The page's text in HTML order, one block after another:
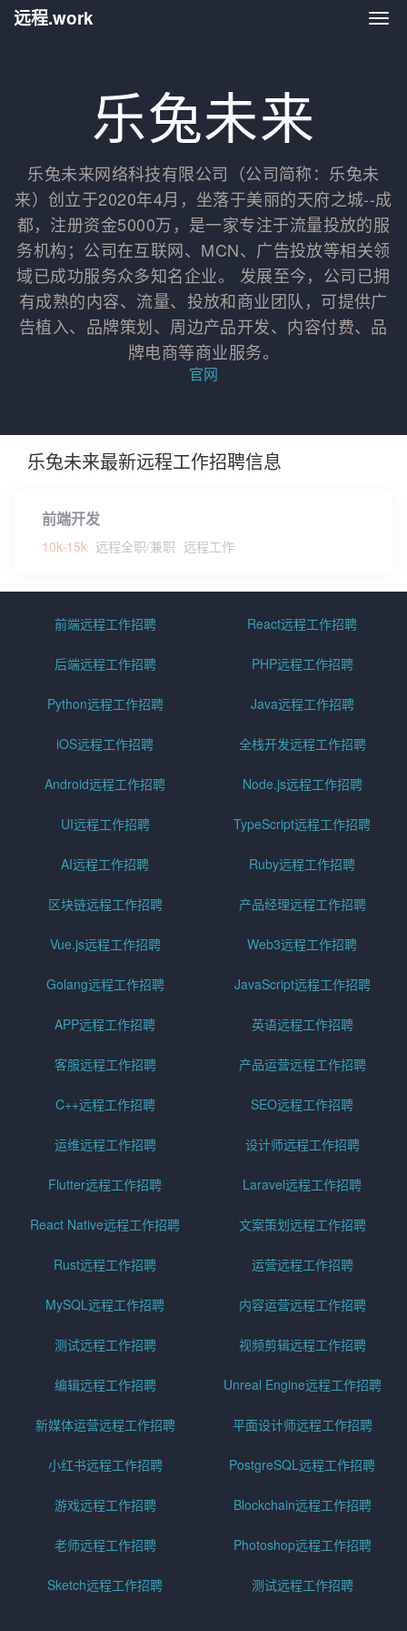
远
远程.work
乐兔未来
乐兔未来网络科技有限公司（公司简称：乐兔未
来）创立于2020年4月，坐落于美丽的天府之城--成
都，注册资金5000万，是一家专注于流量投放的服
务机构；公司在互联网、MCN、广告投放等相关领
域已成功服务众多知名企业。 发展至今，公司已拥
有成熟的内容、流量、投放和商业团队，可提供广
告植入、品牌策划、周边产品开发、内容付费、品
牌电商等商业服务。
官网
乐兔未来最新远程工作招聘信息
前端开发
10k-15k 远程全职/兼职 远程工作
前端远程工作招聘 React远程工作招聘
后端远程工作招聘 PHP远程工作招聘
Python远程工作招聘 Java远程工作招聘
iOS远程工作招聘 全栈开发远程工作招聘
Android远程工作招聘 Node.js远程工作招聘
UI远程工作招聘 TypeScript远程工作招聘
AI远程工作招聘 Ruby远程工作招聘
区块链远程工作招聘 产品经理远程工作招聘
Vue.js远程工作招聘 Web3远程工作招聘
Golang远程工作招聘 JavaScript远程工作招聘
APP远程工作招聘 英语远程工作招聘
客服远程工作招聘 产品运营远程工作招聘
C++远程工作招聘 SEO远程工作招聘
运维远程工作招聘 设计师远程工作招聘
Flutter远程工作招聘 Laravel远程工作招聘
React Native远程工作招聘 文案策划远程工作招聘
Rust远程工作招聘 运营远程工作招聘
MySQL远程工作招聘 内容运营远程工作招聘
测试远程工作招聘 视频剪辑远程工作招聘
编辑远程工作招聘 Unreal Engine远程工作招聘
新媒体运营远程工作招聘 平面设计师远程工作招聘
小红书远程工作招聘 PostgreSQL远程工作招聘
游戏远程工作招聘 Blockchain远程工作招聘
老师远程工作招聘 Photoshop远程工作招聘
Sketch远程工作招聘 测试远程工作招聘